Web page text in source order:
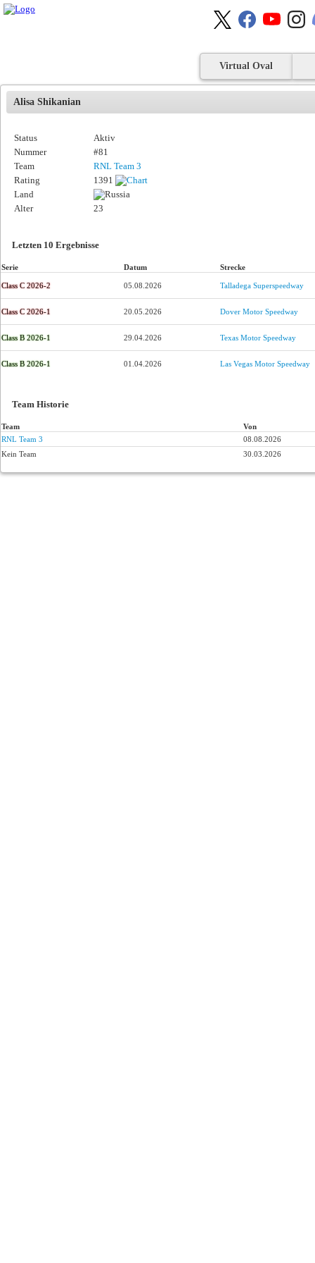
Virtual Oval
Alisa Shikanian
Status
Aktiv
Nummer
#81
Team
RNL Team 3
Rating
1391
Land
Alter
23
Letzten 10 Ergebnisse
Serie Datum Strecke
Class C 2026-2 05.08.2026 Talladega Superspeedway
Class C 2026-1 20.05.2026 Dover Motor Speedway
Class B 2026-1 29.04.2026 Texas Motor Speedway
Class B 2026-1 01.04.2026 Las Vegas Motor Speedway
Team Historie
Team
Von
RNL Team 3
08.08.2026
Kein Team
30.03.2026